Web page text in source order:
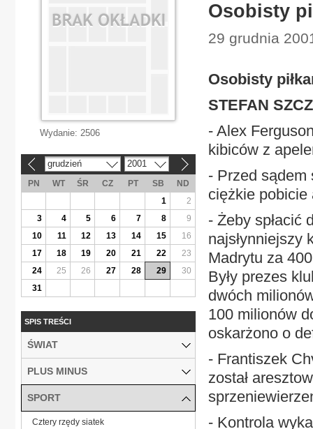
Osobisty
29 grudnia
Osobisty
STEFAN
- Alex
kibiców z
- Przed sądem
ciężkie pobicie
- Żeby spłacić
najsłynniejszy
Madrytu za
Były prezes
dwóch
100 milionów
oskarżono o
- Frantiszek
został
- Kontrola
Wydanie: 2506
grudzień 2001
PN WT ŚR CZ PT SB
ND
1
2
3
4 5 6 7 8
9
10
11 12 13 14 15
16
17
18 19 20 21 22
23
24
25 26 27 28 29
30
31
SPIS TREŚCI
ŚWIAT
PLUS MINUS
SPORT
Cztery rzędy siatek